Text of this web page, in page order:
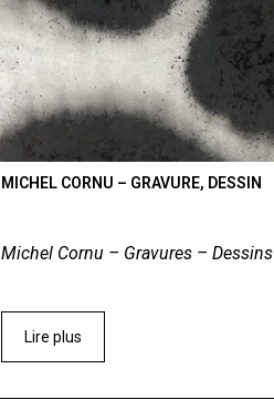
MICHEL CORNU – GRAVURE, DESSIN
Michel Cornu – Gravures – Dessins
Lire plus